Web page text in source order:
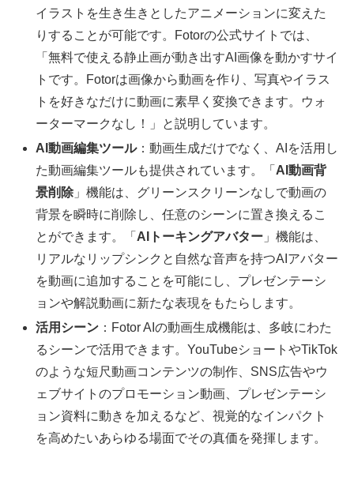
イラストを生き生きとしたアニメーションに変えた
りすることが可能です。Fotorの公式サイトでは、
「無料で使える静止画が動き出すAI画像を動かすサイ
トです。Fotorは画像から動画を作り、写真やイラス
トを好きなだけに動画に素早く変換できます。ウォ
ーターマークなし！」と説明しています。
AI動画編集ツール：動画生成だけでなく、AIを活用し
た動画編集ツールも提供されています。「 AI動画背
景削除」機能は、グリーンスクリーンなしで動画の
背景を瞬時に削除し、任意のシーンに置き換えるこ
とができます。「 AIトーキングアバター 」機能は、
リアルなリップシンクと自然な音声を持つAIアバター
を動画に追加することを可能にし、プレゼンテーシ
ョンや解説動画に新たな表現をもたらします。
活用シーン ：Fotor AIの動画生成機能は、多岐にわた
るシーンで活用できます。YouTubeショートやTikTok
のような短尺動画コンテンツの制作、SNS広告やウ
ェブサイトのプロモーション動画、プレゼンテーシ
ョン資料に動きを加えるなど、視覚的なインパクト
を高めたいあらゆる場面でその真価を発揮します。